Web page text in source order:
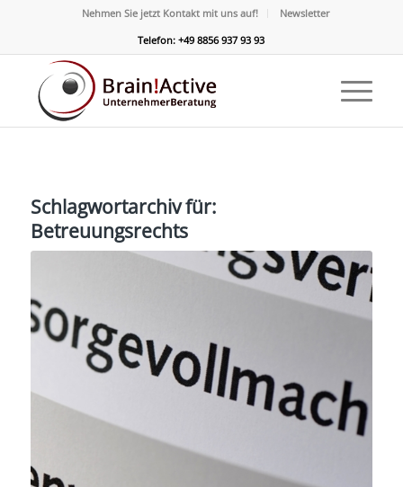
Nehmen Sie jetzt Kontakt mit uns auf!
Newsletter
Telefon: +49 8856 937 93 93
Schlagwortarchiv für:
Betreuungsrechts